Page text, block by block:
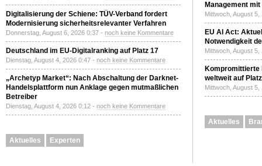
Digitalisierung der Schiene: TÜV-Verband fordert
Modernisierung sicherheitsrelevanter Verfahren
Donnerstag, August 6, 2026 0:37 - noch keine Kommentare
Deutschland im EU-Digitalranking auf Platz 17
Dienstag, August 4, 2026 0:47 - noch keine Kommentare
„Archetyp Market“: Nach Abschaltung der Darknet-
Handelsplattform nun Anklage gegen mutmaßlichen
Betreiber
Dienstag, August 4, 2026 0:12 - noch keine Kommentare
Aktuelles Experten
Management
Mittwoch, August
EU AI Act:
Notwendigkeit
Mittwoch, August
Kompromittierte
weltweit auf
Mittwoch, August
Aktuelles